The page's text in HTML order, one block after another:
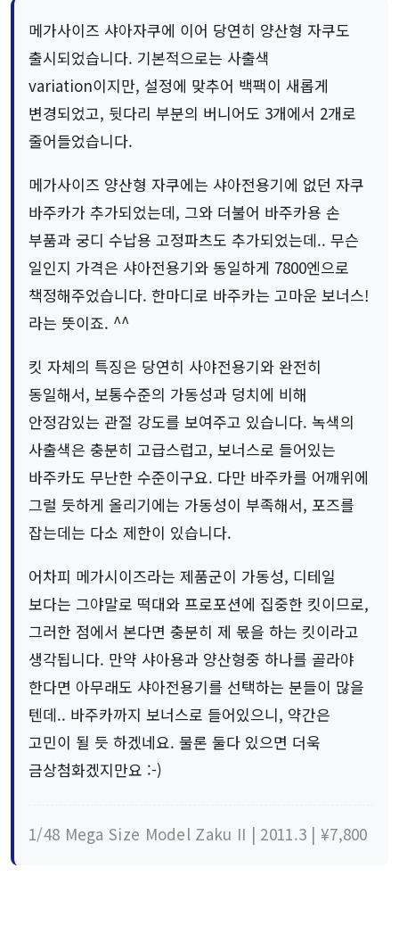
메가사이즈 샤아자쿠에 이어 당연히 양산형 자쿠도
출시되었습니다. 기본적으로는 사출색
variation이지만, 설정에 맞추어 백팩이 새롭게
변경되었고, 뒷다리 부분의 버니어도 3개에서 2개로
줄어들었습니다.
메가사이즈 양산형 자쿠에는 샤아전용기에 없던 자쿠
바주카가 추가되었는데, 그와 더불어 바주카용 손
부품과 궁디 수납용 고정파츠도 추가되었는데.. 무슨
일인지 가격은 샤아전용기와 동일하게 7800엔으로
책정해주었습니다. 한마디로 바주카는 고마운 보너스!
라는 뜻이죠. ^^
킷 자체의 특징은 당연히 사야전용기와 완전히
동일해서, 보통수준의 가동성과 덩치에 비해
안정감있는 관절 강도를 보여주고 있습니다. 녹색의
사출색은 충분히 고급스럽고, 보너스로 들어있는
바주카도 무난한 수준이구요. 다만 바주카를 어깨위에
그럴 듯하게 올리기에는 가동성이 부족해서, 포즈를
잡는데는 다소 제한이 있습니다.
어차피 메가시이즈라는 제품군이 가동성, 디테일
보다는 그야말로 떡대와 프로포션에 집중한 킷이므로,
그러한 점에서 본다면 충분히 제 몫을 하는 킷이라고
생각됩니다. 만약 샤아용과 양산형중 하나를 골라야
한다면 아무래도 샤아전용기를 선택하는 분들이 많을
텐데.. 바주카까지 보너스로 들어있으니, 약간은
고민이 될 듯 하겠네요. 물론 둘다 있으면 더욱
금상첨화겠지만요 :-)
1/48 Mega Size Model Zaku II | 2011.3 | ¥7,800